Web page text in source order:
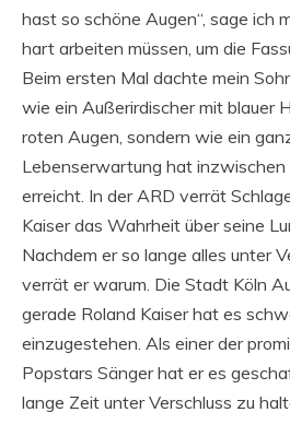
hast so schöne Augen“, sage ich
hart arbeiten müssen, um die
Beim ersten Mal dachte mein
wie ein Außerirdischer mit blauer
roten Augen, sondern wie ein
Lebenserwartung hat inzwischen
erreicht. In der ARD verrät
Kaiser das Wahrheit über seine
Nachdem er so lange alles unter
verrät er warum. Die Stadt Köln
gerade Roland Kaiser hat es
einzugestehen. Als einer der
Popstars Sänger hat er es
lange Zeit unter Verschluss zu